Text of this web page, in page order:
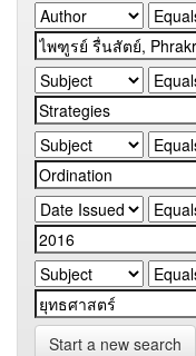
Start a new search